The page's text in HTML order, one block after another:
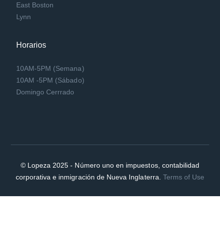
East Boston
Lynn
Horarios
10AM-5PM (Semana)
10AM -5PM (Sábado)
Domingo Cerrrado
© Lopeza 2025 - Número uno en impuestos, contabilidad
corporativa e inmigración de Nueva Inglaterra. Terms of Use